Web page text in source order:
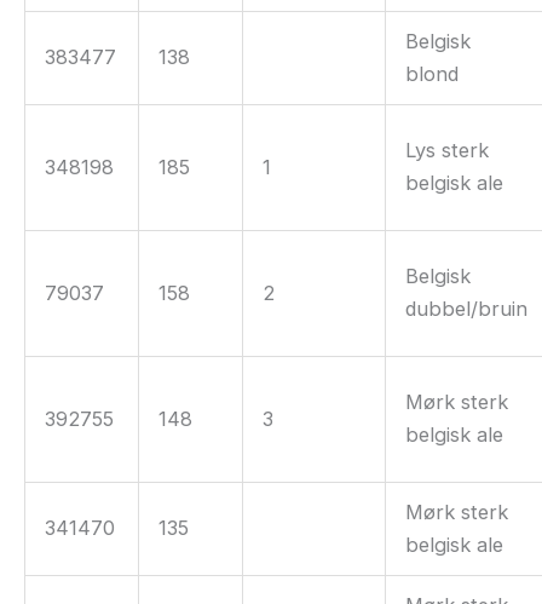
383477 138
Belgisk
blond
348198 185 1
Lys sterk
belgisk ale
79037 158 2
Belgisk
dubbel/bruin
392755 148 3
Mørk sterk
belgisk ale
341470 135
Mørk sterk
belgisk ale